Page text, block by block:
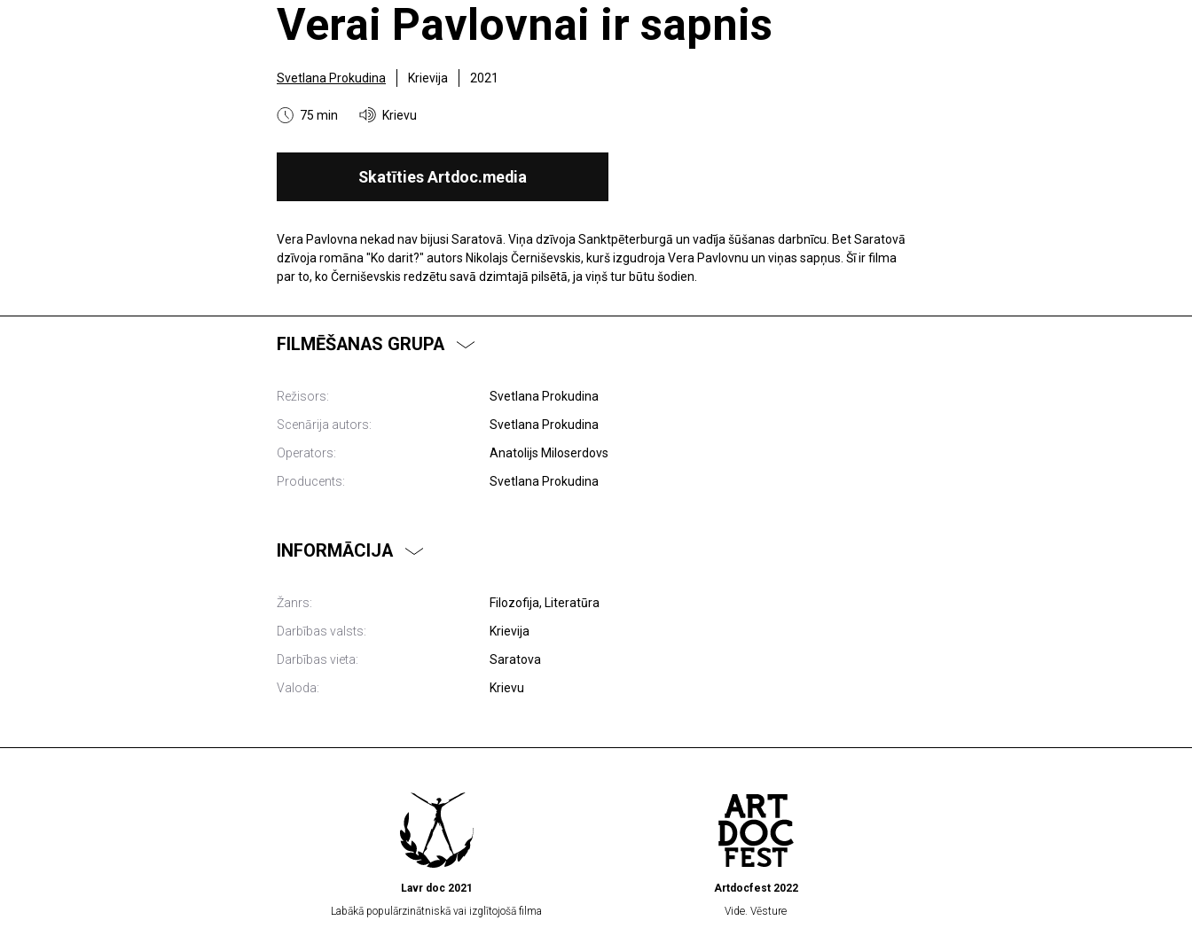
Verai Pavlovnai ir sapnis
Svetlana Prokudina Krievija 2021
75 min Krievu
Skatīties Artdoc.media
Vera Pavlovna nekad nav bijusi Saratovā. Viņa dzīvoja Sanktpēterburgā un vadīja šūšanas darbnīcu. Bet Saratovā
dzīvoja romāna "Ko darit?" autors Nikolajs Černiševskis, kurš izgudroja Vera Pavlovnu un viņas sapņus. Šī ir filma
par to, ko Černiševskis redzētu savā dzimtajā pilsētā, ja viņš tur būtu šodien.
FILMĒŠANAS GRUPA
Režisors:
Svetlana Prokudina
Scenārija autors:
Svetlana Prokudina
Operators:
Anatolijs Miloserdovs
Producents:
Svetlana Prokudina
INFORMĀCIJA
Žanrs:
Filozofija, Literatūra
Darbības valsts:
Krievija
Darbības vieta:
Saratova
Valoda:
Krievu
Lavr doc 2021
Labākā populārzinātniskā vai izglītojošā filma
Artdocfest 2022
Vide. Vēsture